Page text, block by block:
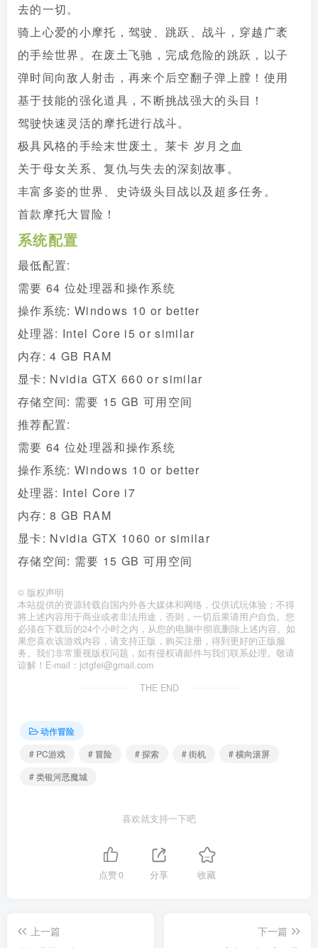
去的一切。
骑上心爱的小摩托，驾驶、跳跃、战斗，穿越广袤
的手绘世界。在废土飞驰，完成危险的跳跃，以子
弹时间向敌人射击，再来个后空翻子弹上膛！使用
基于技能的强化道具，不断挑战强大的头目！
驾驶快速灵活的摩托进行战斗。
极具风格的手绘末世废土。莱卡 岁月之血
关于母女关系、复仇与失去的深刻故事。
丰富多姿的世界、史诗级头目战以及超多任务。
首款摩托大冒险！
系统配置
最低配置:
需要 64 位处理器和操作系统
操作系统: Windows 10 or better
处理器: Intel Core i5 or similar
内存: 4 GB RAM
显卡: Nvidia GTX 660 or similar
存储空间: 需要 15 GB 可用空间
推荐配置:
需要 64 位处理器和操作系统
操作系统: Windows 10 or better
处理器: Intel Core i7
内存: 8 GB RAM
显卡: Nvidia GTX 1060 or similar
存储空间: 需要 15 GB 可用空间
© 版权声明
本站提供的资源转载自国内外各大媒体和网络，仅供试玩体验；不得
将上述内容用于商业或者非法用途，否则，一切后果请用户自负。您
必须在下载后的24个小时之内，从您的电脑中彻底删除上述内容。如
果您喜欢该游戏内容，请支持正版，购买注册，得到更好的正版服
务。我们非常重视版权问题，如有侵权请邮件与我们联系处理。敬请
谅解！E-mail：jctgfei@gmail.com
THE END
动作冒险
# PC游戏
# 冒险 # 探索 # 街机
# 横向滚屏
# 类银河恶魔城
喜欢就支持一下吧
点赞0 分享 收藏
上一篇
下一篇